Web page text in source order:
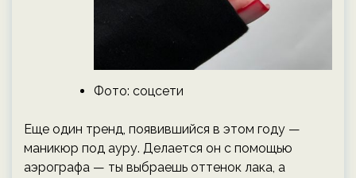
Фото: соцсети
Еще один тренд, появившийся в этом году —
маникюр под ауру. Делается он с помощью
аэрографа — ты выбраешь оттенок лака, а